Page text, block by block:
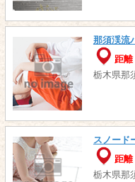
那須渓流
距
栃木県那
スノード
距
栃木県那